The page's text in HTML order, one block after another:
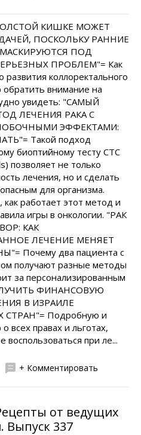
КИШКЕ МОЖЕТ
ПОСКОЛЬКУ РАННИЕ
ПОД
ПРОБЛЕМ"= Как
развития коллоректального
внимание на
увидеть: "САМЫЙ
ЛЕЧЕНИЯ РАКА С
ЭФФЕКТАМИ:
Такой подход
биоптийному тесту CTC
позволяет не только
лечения, но и сделать
для организма.
работает этот метод и
игры в онкологии. "РАК
КАК
ЛЕЧЕНИЕ МЕНЯЕТ
Почему два пациента с
получают разные методы
за персонализированным
ФИНАНСОВУЮ
В ИЗРАИЛЕ
Подробную и
всех правах и льготах,
при ле...
+ Комментировать
от ведущих
Выпуск 337